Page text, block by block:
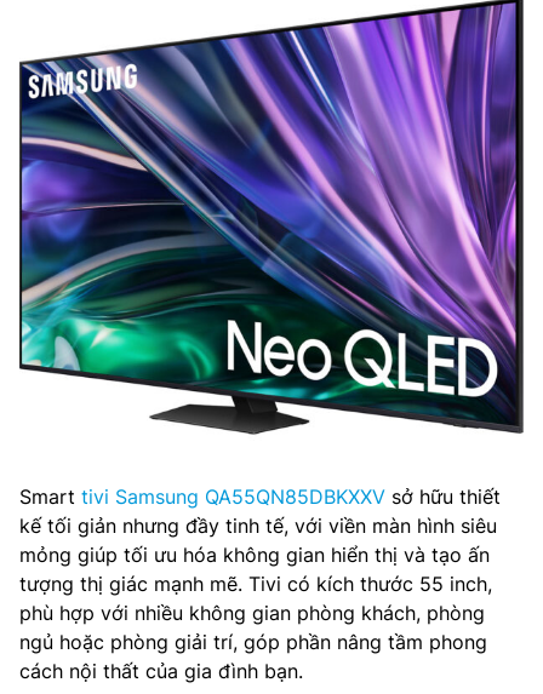
Smart tivi Samsung QA55QN85DBKXXV sở hữu thiết
kế tối giản nhưng đầy tinh tế, với viền màn hình siêu
mỏng giúp tối ưu hóa không gian hiển thị và tạo ấn
tượng thị giác mạnh mẽ. Tivi có kích thước 55 inch,
phù hợp với nhiều không gian phòng khách, phòng
ngủ hoặc phòng giải trí, góp phần nâng tầm phong
cách nội thất của gia đình bạn.